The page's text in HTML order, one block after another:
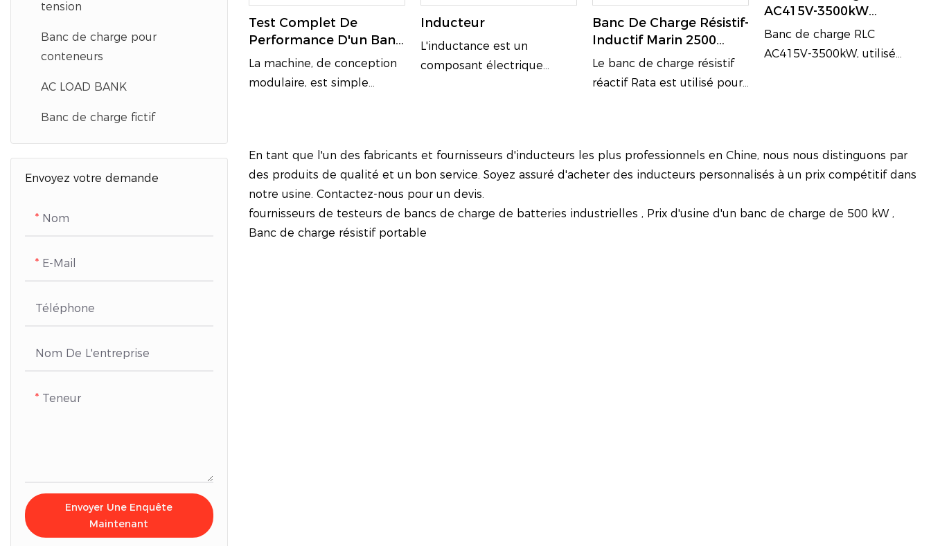
tension
Banc de charge pour
conteneurs
AC LOAD BANK
Banc de charge fictif
Envoyez votre demande
Nom
E-Mail
Téléphone
Nom De L'entreprise
Teneur
Envoyer Une Enquête
Maintenant
tests de charge par paliers
et les tests de maintenance
annuels. Il simule avec
Test Complet De
Performance D'un Banc
De Charge RLC De 3500
KW Pour Générateur
La machine, de conception
modulaire, est simple
courant personnalisables
selon les besoins du client,
et fournit des protocoles de
test scientifiques pour les
équipements CA haute
Inducteur
L'inductance est un
composant électrique
Banc De Charge Résistif-
Inductif Marin 2500
KW/2000 Kvar
Le banc de charge résistif
réactif Rata est utilisé pour
AC415V-3500kW
Étanche IP56 Pour Tests
De Générateurs
Banc de charge RLC
AC415V-3500kW, utilisé
En tant que l'un des fabricants et fournisseurs d'inducteurs les plus professionnels en Chine, nous nous distinguons par
des produits de qualité et un bon service. Soyez assuré d'acheter des inducteurs personnalisés à un prix compétitif dans
notre usine. Contactez-nous pour un devis.
fournisseurs de testeurs de bancs de charge de batteries industrielles , Prix ​​d'usine d'un banc de charge de 500 kW ,
Banc de charge résistif portable